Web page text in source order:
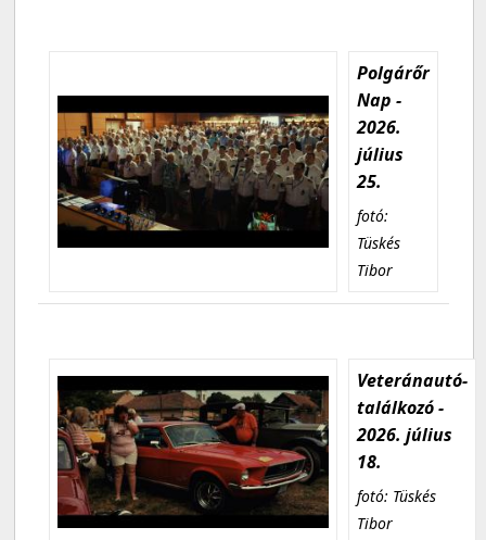
Polgárőr
Nap -
2026.
július
25.
fotó:
Tüskés
Tibor
Veteránautó-
találkozó -
2026. július
18.
fotó: Tüskés
Tibor